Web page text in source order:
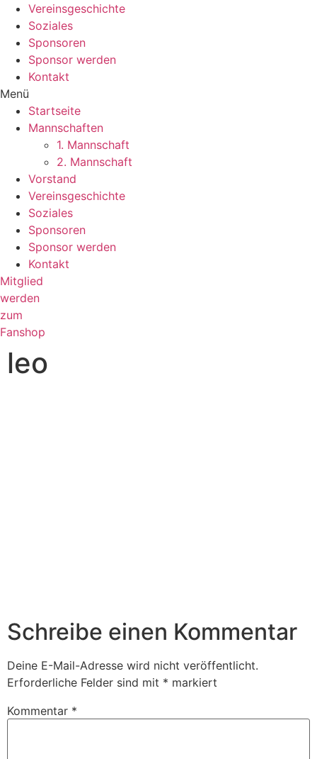
Vereinsgeschichte
Soziales
Sponsoren
Sponsor werden
Kontakt
Menü
Startseite
Mannschaften
1. Mannschaft
2. Mannschaft
Vorstand
Vereinsgeschichte
Soziales
Sponsoren
Sponsor werden
Kontakt
Mitglied
werden
zum
Fanshop
leo
Schreibe einen Kommentar
Deine E-Mail-Adresse wird nicht veröffentlicht.
Erforderliche Felder sind mit * markiert
Kommentar *